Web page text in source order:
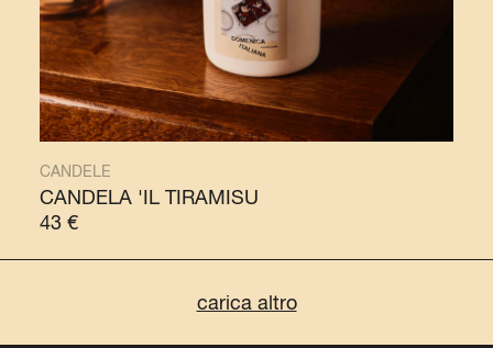
CANDELE
CANDELA 'IL TIRAMISÙ
43 €
carica altro